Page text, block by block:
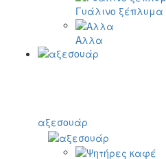
Γυάλινο ξέπλυμα
Αλλα
αξεσουάρ